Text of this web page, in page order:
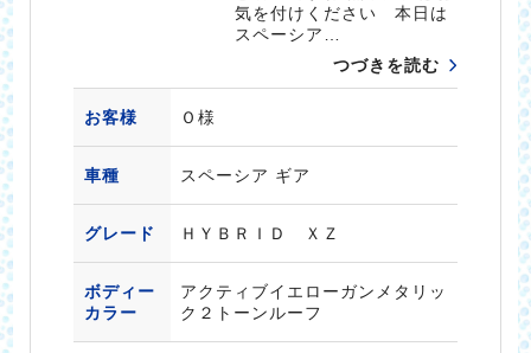
気を付けください 本日は
スペーシア…
つづきを読む
お客様 Ｏ様
車種 スペーシア ギア
グレード ＨＹＢＲＩＤ ＸＺ
ボディー
カラー
アクティブイエローガンメタリッ
ク２トーンルーフ